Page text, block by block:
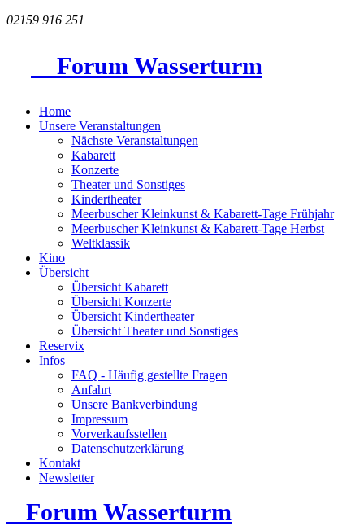
02159 916 251
Forum Wasserturm
Home
Unsere Veranstaltungen
Nächste Veranstaltungen
Kabarett
Konzerte
Theater und Sonstiges
Kindertheater
Meerbuscher Kleinkunst & Kabarett-Tage Frühjahr
Meerbuscher Kleinkunst & Kabarett-Tage Herbst
Weltklassik
Kino
Übersicht
Übersicht Kabarett
Übersicht Konzerte
Übersicht Kindertheater
Übersicht Theater und Sonstiges
Reservix
Infos
FAQ - Häufig gestellte Fragen
Anfahrt
Unsere Bankverbindung
Impressum
Vorverkaufsstellen
Datenschutzerklärung
Kontakt
Newsletter
Forum Wasserturm